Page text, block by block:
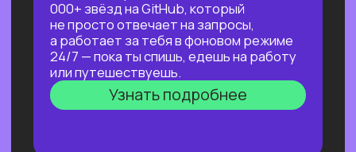
БОЛЬШОЙ ПРАКТИКУМ
ПО СОЗДАНИЮ ВИЗУАЛЬНОГО
КОНТЕНТА С ИИ-
ИНСТРУМЕНТАМИ,
ДОСТУПНЫМИ В РФ
За 2 часа покажем, как создавать
трендовый видеоконтент уровня Veo‑3,